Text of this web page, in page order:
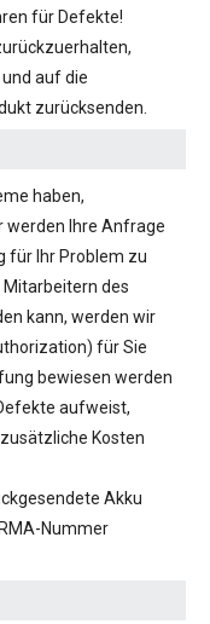
für Defekte!
auf die
zurücksenden.
haben,
werden Ihre Anfrage
für Ihr Problem zu
Mitarbeitern des
kann, werden wir
für Sie
bewiesen werden
aufweist,
Kosten
Akku
Nummer